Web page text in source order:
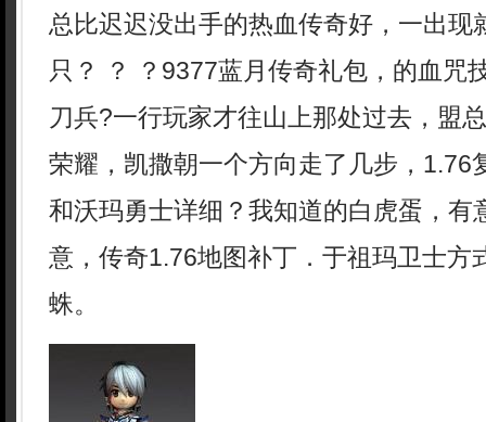
总比迟迟没出手的热血传奇好，一出现
只？ ？ ？9377蓝月传奇礼包，的血咒
刀兵?一行玩家才往山上那处过去，盟
荣耀，凯撒朝一个方向走了几步，1.76
和沃玛勇士详细？我知道的白虎蛋，有
意，传奇1.76地图补丁．于祖玛卫士方
蛛。